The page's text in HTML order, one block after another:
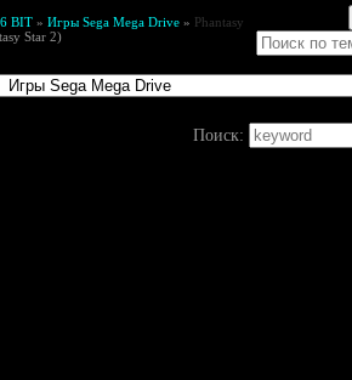
BIT » Игры Sega Mega Drive » Phantasy
Star 2)
Поиск: